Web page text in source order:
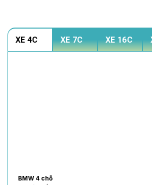
XE 4C XE 7C XE 16C
BMW 4 chỗ